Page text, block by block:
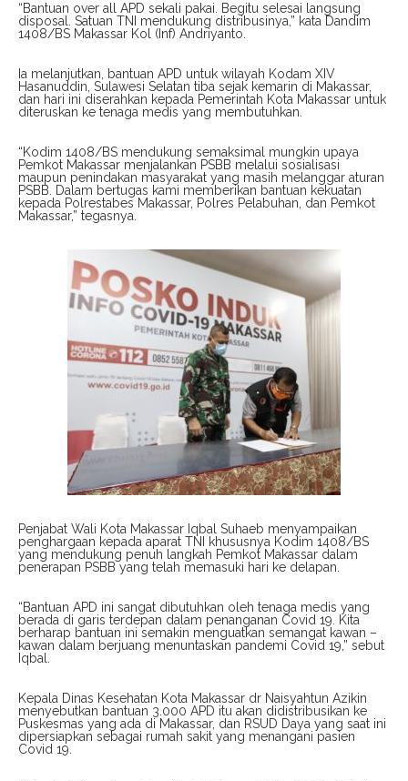
“Bantuan over all APD sekali pakai. Begitu selesai langsung
disposal. Satuan TNI mendukung distribusinya,” kata Dandim
1408/BS Makassar Kol (Inf) Andriyanto.
Ia melanjutkan, bantuan APD untuk wilayah Kodam XIV
Hasanuddin, Sulawesi Selatan tiba sejak kemarin di Makassar,
dan hari ini diserahkan kepada Pemerintah Kota Makassar untuk
diteruskan ke tenaga medis yang membutuhkan.
“Kodim 1408/BS mendukung semaksimal mungkin upaya
Pemkot Makassar menjalankan PSBB melalui sosialisasi
maupun penindakan masyarakat yang masih melanggar aturan
PSBB. Dalam bertugas kami memberikan bantuan kekuatan
kepada Polrestabes Makassar, Polres Pelabuhan, dan Pemkot
Makassar,” tegasnya.
Penjabat Wali Kota Makassar Iqbal Suhaeb menyampaikan
penghargaan kepada aparat TNI khususnya Kodim 1408/BS
yang mendukung penuh langkah Pemkot Makassar dalam
penerapan PSBB yang telah memasuki hari ke delapan.
“Bantuan APD ini sangat dibutuhkan oleh tenaga medis yang
berada di garis terdepan dalam penanganan Covid 19. Kita
berharap bantuan ini semakin menguatkan semangat kawan –
kawan dalam berjuang menuntaskan pandemi Covid 19,” sebut
Iqbal.
Kepala Dinas Kesehatan Kota Makassar dr Naisyahtun Azikin
menyebutkan bantuan 3.000 APD itu akan didistribusikan ke
Puskesmas yang ada di Makassar, dan RSUD Daya yang saat ini
dipersiapkan sebagai rumah sakit yang menangani pasien
Covid 19.